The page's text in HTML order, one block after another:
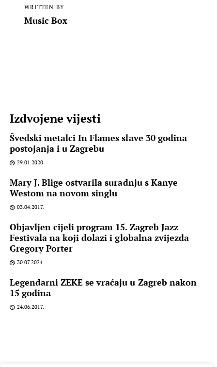
WRITTEN BY
Music Box
Izdvojene vijesti
Švedski metalci In Flames slave 30 godina
postojanja i u Zagrebu
29.01.2020.
Mary J. Blige ostvarila suradnju s Kanye
Westom na novom singlu
03.04.2017.
Objavljen cijeli program 15. Zagreb Jazz
Festivala na koji dolazi i globalna zvijezda
Gregory Porter
30.07.2024.
Legendarni ZEKE se vraćaju u Zagreb nakon
15 godina
24.06.2017.